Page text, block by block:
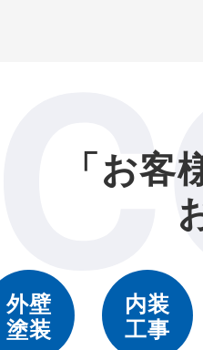
「お
外壁
塗装
内装
工事